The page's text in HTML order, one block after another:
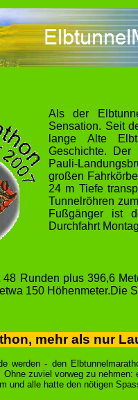
Als der
Sensation. Seit
lange Alte
Geschichte. Der
Pauli-
großen
24 m Tiefe
Tunnelröhren
Fußgänger ist
Durchfahrt
Runden plus 396,6
150 Höhenmeter.Die
mehr als nur
werden - den
zuviel vorweg zu
und alle hatte den nötigen